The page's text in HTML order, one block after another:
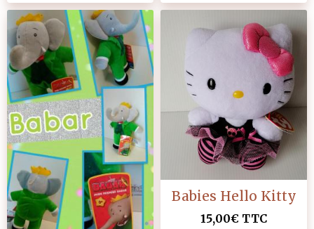
Babies Hello Kitty
15,00€ TTC